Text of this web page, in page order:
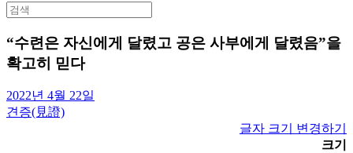
Search
for:
“수련은 자신에게 달렸고 공은 사부에게 달렸음”을
확고히 믿다
2022년 4월 22일
견증(見證)
글자 크기 변경하기
크기